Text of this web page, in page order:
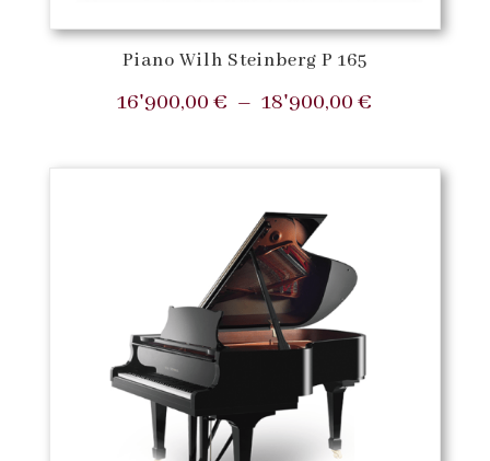
Piano Wilh Steinberg P 165
16'900,00€ – 18'900,00€